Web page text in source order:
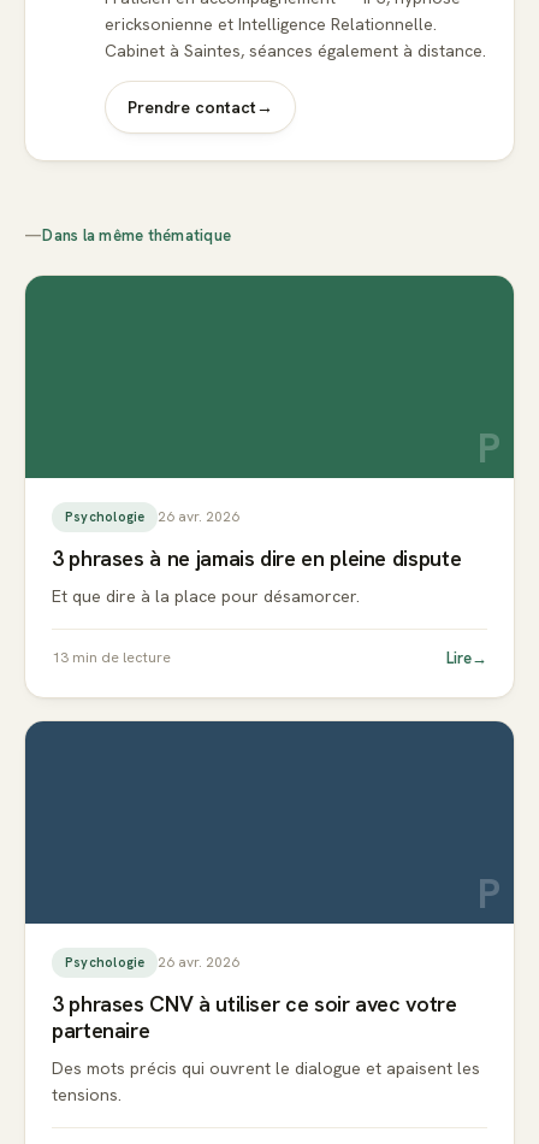
ericksonienne et Intelligence Relationnelle.
Cabinet à Saintes, séances également à distance.
Prendre contact→
—Dans la même thématique
P
Psychologie 26 avr. 2026
3 phrases à ne jamais dire en pleine dispute
Et que dire à la place pour désamorcer.
13 min de lecture Lire→
P
Psychologie 26 avr. 2026
3 phrases CNV à utiliser ce soir avec votre
partenaire
Des mots précis qui ouvrent le dialogue et apaisent les
tensions.